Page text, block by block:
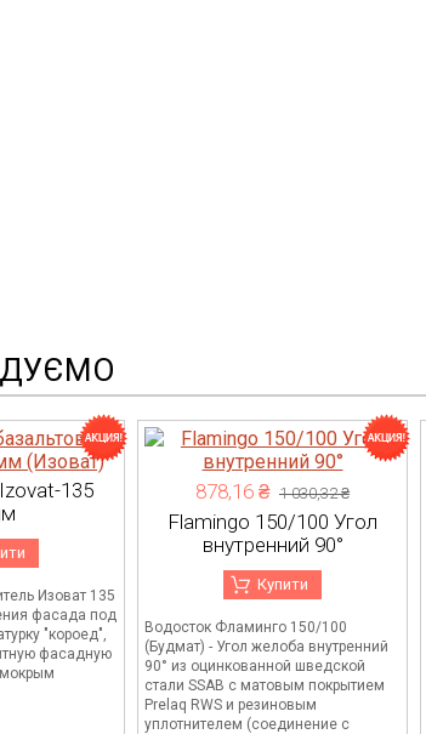
135
Изоват 135
фасада под
"короед",
фасадную
мокрым
878,16 ₴ 1 030,32 ₴
Flamingo 150/100 Угол
внутренний 90°
Купити
Водосток Фламинго 150/100
(Будмат) - Угол желоба внутренний
90° из оцинкованной шведской
стали SSAB с матовым покрытием
Prelaq RWS и резиновым
уплотнителем (соединение с